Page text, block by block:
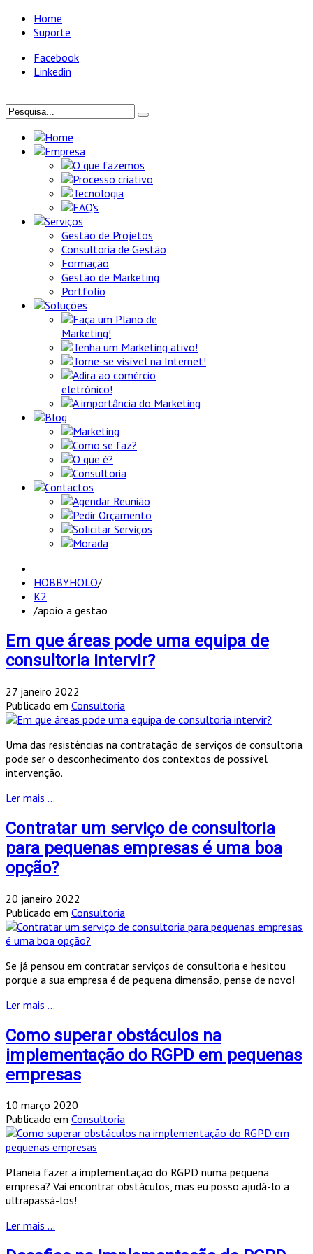
Home
Suporte
Facebook
Linkedin
Home
Empresa
O que fazemos
Processo criativo
Tecnologia
FAQ's
Serviços
Gestão de Projetos
Consultoria de Gestão
Formação
Gestão de Marketing
Portfolio
Soluções
Faça um Plano de
Marketing!
Tenha um Marketing ativo!
Torne-se visível na Internet!
Adira ao comércio
eletrónico!
A importância do Marketing
Blog
Marketing
Como se faz?
O que é?
Consultoria
Contactos
Agendar Reunião
Pedir Orçamento
Solicitar Serviços
Morada
HOBBYHOLO/
K2
/apoio a gestao
Em que áreas pode uma equipa de
consultoria intervir?
27 janeiro 2022
Publicado em Consultoria
Uma das resistências na contratação de serviços de consultoria
pode ser o desconhecimento dos contextos de possível
intervenção.
Ler mais ...
Contratar um serviço de consultoria
para pequenas empresas é uma boa
opção?
20 janeiro 2022
Publicado em Consultoria
Se já pensou em contratar serviços de consultoria e hesitou
porque a sua empresa é de pequena dimensão, pense de novo!
Ler mais ...
Como superar obstáculos na
implementação do RGPD em pequenas
empresas
10 março 2020
Publicado em Consultoria
Planeia fazer a implementação do RGPD numa pequena
empresa? Vai encontrar obstáculos, mas eu posso ajudá-lo a
ultrapassá-los!
Ler mais ...